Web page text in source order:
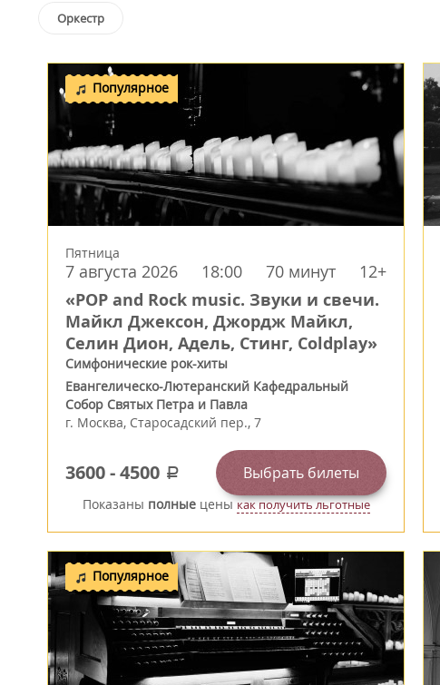
Оркестр
Популярное
Пятница
7 августа 2026 18:00 70 минут 12+
«POP and Rock music. Звуки и свечи.
Майкл Джексон, Джордж Майкл,
Селин Дион, Адель, Стинг, Coldplay»
Симфонические рок-хиты
Евангелическо-Лютеранский Кафедральный
Собор Святых Петра и Павла
г. Москва, Старосадский пер., 7
3600-4500 a Выбрать билеты
Показаны полныеценыкак получить льготные
Популярное